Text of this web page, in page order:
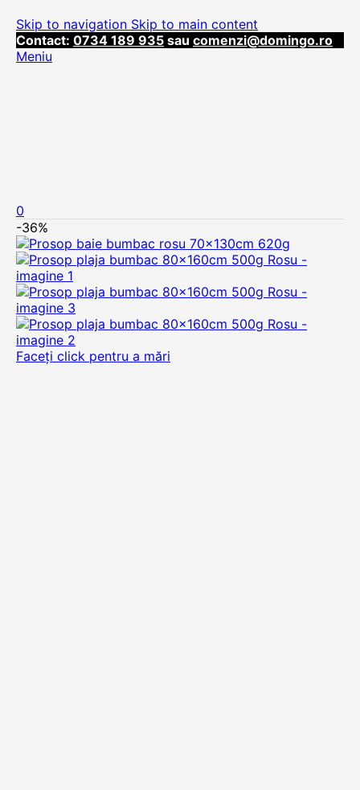
Skip to navigation Skip to main content
Contact: 0734 189 935 sau comenzi@domingo.ro
Meniu
0
-36%
Faceți click pentru a mări